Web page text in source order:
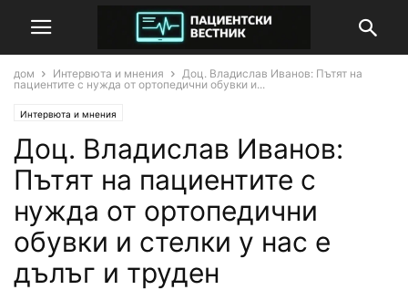
дом Интервюта и мнения
Доц. Владислав Иванов: Пътят на
пациентите с нужда от ортопедични обувки и...
Интервюта и мнения
Доц. Владислав Иванов:
Пътят на пациентите с
нужда от ортопедични
обувки и стелки у нас е
дълъг и труден